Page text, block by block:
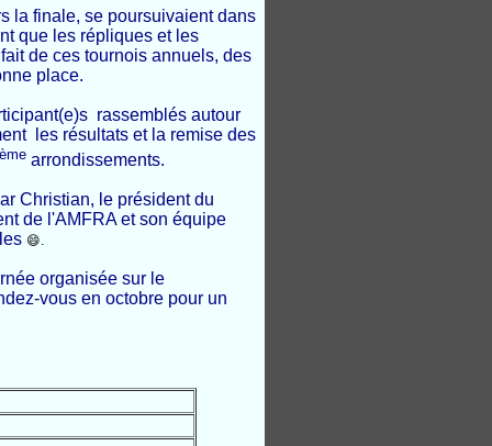
la finale, se poursuivaient dans
que les répliques et les
de ces tournois annuels, des
place.
rassemblés autour
les résultats et la remise des
ème arrondissements.
Christian, le président du
de l'AMFRA et son équipe
😄.
organisée sur le
vous en octobre pour un